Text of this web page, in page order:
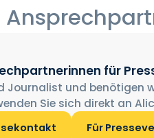
für
Journalist und benötigen
Sie sich direkt an
Für